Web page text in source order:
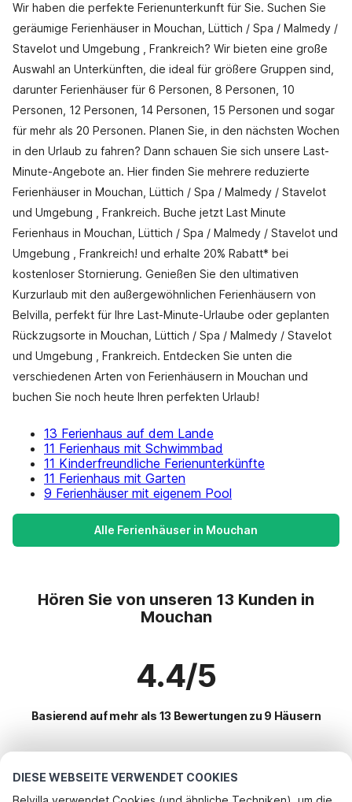
DIESE WEBSEITE VERWENDET COOKIES
Wir haben die perfekte Ferienunterkunft für Sie. Suchen Sie
geräumige Ferienhäuser in Mouchan, Lüttich / Spa / Malmedy /
Stavelot und Umgebung , Frankreich? Wir bieten eine große
Auswahl an Unterkünften, die ideal für größere Gruppen sind,
darunter Ferienhäuser für 6 Personen, 8 Personen, 10
Personen, 12 Personen, 14 Personen, 15 Personen und sogar
für mehr als 20 Personen. Planen Sie, in den nächsten Wochen
in den Urlaub zu fahren? Dann schauen Sie sich unsere Last-
Minute-Angebote an. Hier finden Sie mehrere reduzierte
Ferienhäuser in Mouchan, Lüttich / Spa / Malmedy / Stavelot
und Umgebung , Frankreich. Buche jetzt Last Minute
Ferienhaus in Mouchan, Lüttich / Spa / Malmedy / Stavelot und
Umgebung , Frankreich! und erhalte 20% Rabatt* bei
kostenloser Stornierung. Genießen Sie den ultimativen
Kurzurlaub mit den außergewöhnlichen Ferienhäusern von
Belvilla, perfekt für Ihre Last-Minute-Urlaube oder geplanten
Rückzugsorte in Mouchan, Lüttich / Spa / Malmedy / Stavelot
und Umgebung , Frankreich. Entdecken Sie unten die
verschiedenen Arten von Ferienhäusern in Mouchan und
buchen Sie noch heute Ihren perfekten Urlaub!
13 Ferienhaus auf dem Lande
11 Ferienhaus mit Schwimmbad
11 Kinderfreundliche Ferienunterkünfte
11 Ferienhaus mit Garten
9 Ferienhäuser mit eigenem Pool
Alle Ferienhäuser in Mouchan
Hören Sie von unseren 13 Kunden in
Mouchan
4.4/5
Basierend auf mehr als 13 Bewertungen zu 9 Häusern
Beliebteste Reiseziele für Urlaub